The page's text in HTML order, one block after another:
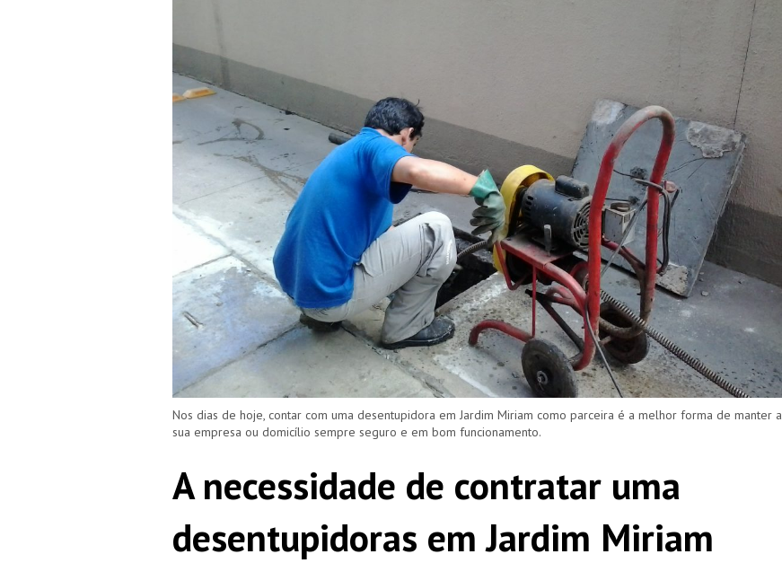
Nos dias de hoje, contar com uma desentupidora em Jardim Miriam como parceira é a melhor forma de manter a
sua empresa ou domicílio sempre seguro e em bom funcionamento.
A necessidade de contratar uma
desentupidoras em Jardim Miriam